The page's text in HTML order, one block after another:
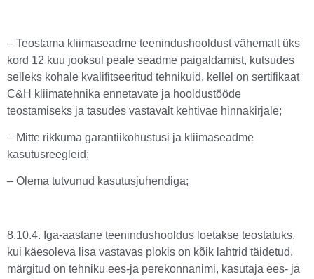
– Teostama kliimaseadme teenindushooldust vähemalt üks
kord 12 kuu jooksul peale seadme paigaldamist, kutsudes
selleks kohale kvalifitseeritud tehnikuid, kellel on sertifikaat
C&H kliimatehnika ennetavate ja hooldustööde
teostamiseks ja tasudes vastavalt kehtivae hinnakirjale;
– Mitte rikkuma garantiikohustusi ja kliimaseadme
kasutusreegleid;
– Olema tutvunud kasutusjuhendiga;
8.10.4. Iga-aastane teenindushooldus loetakse teostatuks,
kui käesoleva lisa vastavas plokis on kõik lahtrid täidetud,
märgitud on tehniku ees-ja perekonnanimi, kasutaja ees- ja